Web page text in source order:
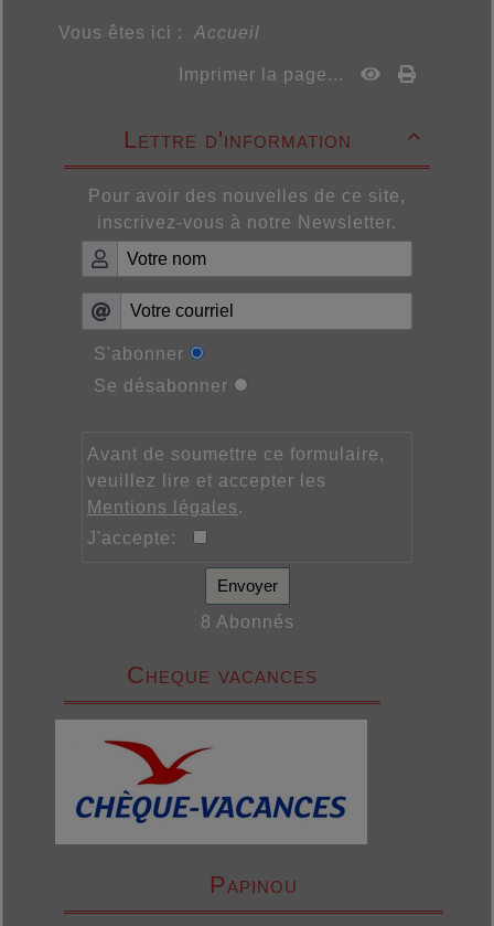
Vous êtes ici : Accueil
Imprimer la page...

Lettre d'information
Pour avoir des nouvelles de ce site,
inscrivez-vous à notre Newsletter.
S'abonner
Se désabonner
Avant de soumettre ce formulaire,
veuillez lire et accepter les
Mentions légales.
J'accepte:
Envoyer
8 Abonnés
Cheque vacances
Papinou